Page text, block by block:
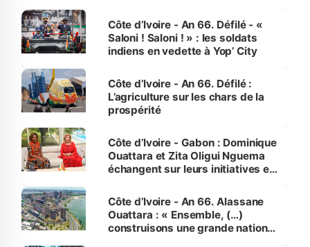
Côte d’Ivoire - An 66. Défilé - «
Saloni ! Saloni ! » : les soldats
indiens en vedette à Yop’ City
Côte d’Ivoire - An 66. Défilé :
L’agriculture sur les chars de la
prospérité
Côte d’Ivoire - Gabon : Dominique
Ouattara et Zita Oligui Nguema
échangent sur leurs initiatives en
enfants
Côte d’Ivoire - An 66. Alassane
Ouattara : « Ensemble, (…)
construisons une grande nation